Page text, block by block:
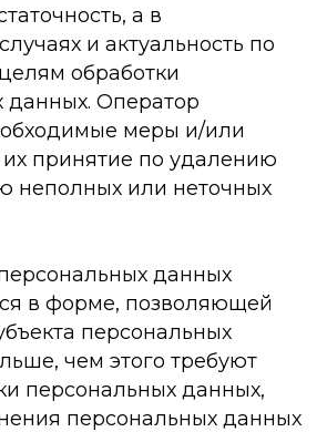
а в
и актуальность по
обработки
данных. Оператор
меры и/или
их принятие по удалению
неполных или неточных
данных
в форме, позволяющей
персональных
чем этого требуют
персональных данных,
персональных данных